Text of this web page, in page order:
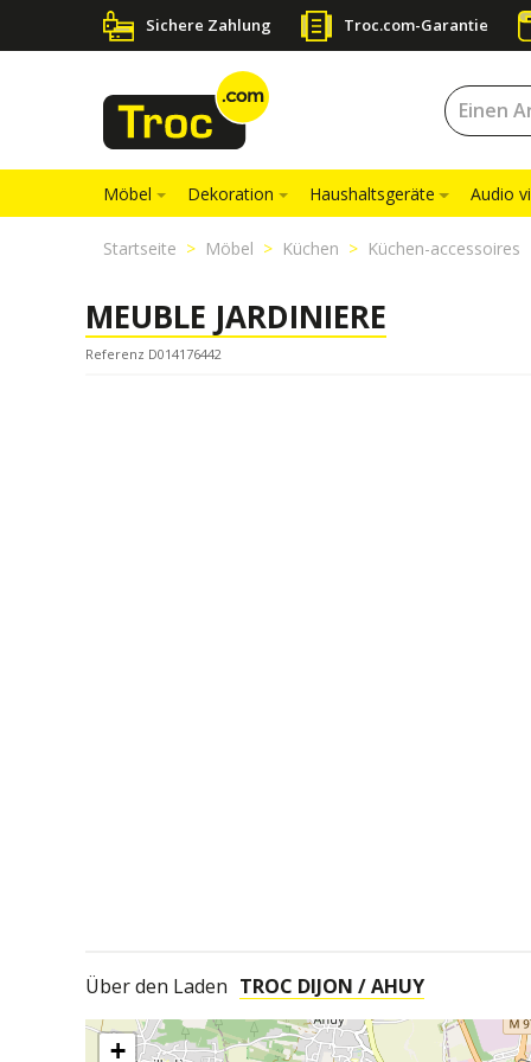
Sichere Zahlung Troc.com-Garantie
Möbel Dekoration Haushaltsgeräte Audio
Startseite Möbel Küchen Küchen-accessoires
MEUBLE JARDINIERE
Referenz D014176442
Über den Laden TROC DIJON / AHUY
+